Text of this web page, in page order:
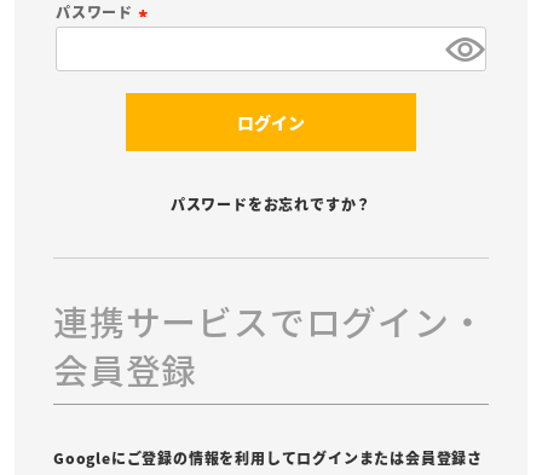
須
パスワード
ログイン
パスワードをお忘れですか？
連携サービスでログイン・
会員登録
Googleにご登録の情報を利用してログインまたは会員登録さ